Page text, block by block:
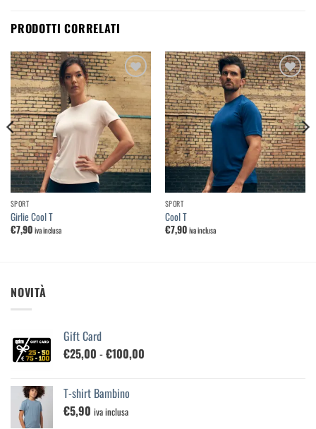
PRODOTTI CORRELATI
Aggiungi
alla
lista dei
desideri
SPORT
Girlie Cool T
€7,90 iva inclusa
Aggiungi
alla
lista dei
desideri
SPORT
Cool T
€7,90 iva inclusa
NOVITÀ
Gift Card
€25,00 -€100,00
T-shirt Bambino
€5,90 iva inclusa